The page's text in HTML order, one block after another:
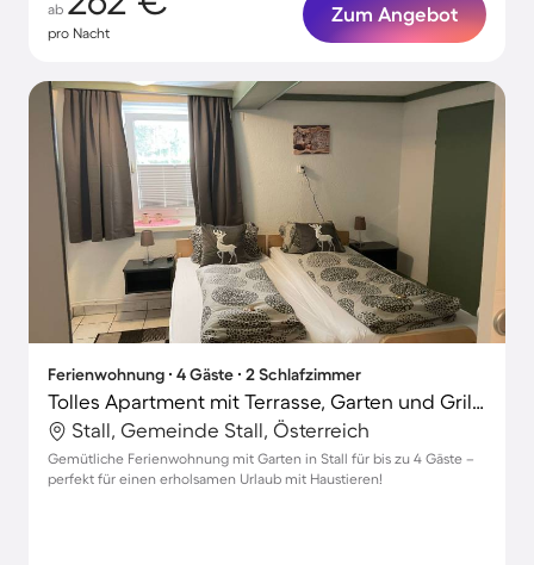
ab
pro Nacht
Zum Angebot
Ferienwohnung ∙ 4 Gäste ∙ 2 Schlafzimmer
Tolles Apartment mit Terrasse, Garten und Grill | Stadtblick | Haustiere sind willkommen
Stall, Gemeinde Stall, Österreich
Gemütliche Ferienwohnung mit Garten in Stall für bis zu 4 Gäste –
perfekt für einen erholsamen Urlaub mit Haustieren!